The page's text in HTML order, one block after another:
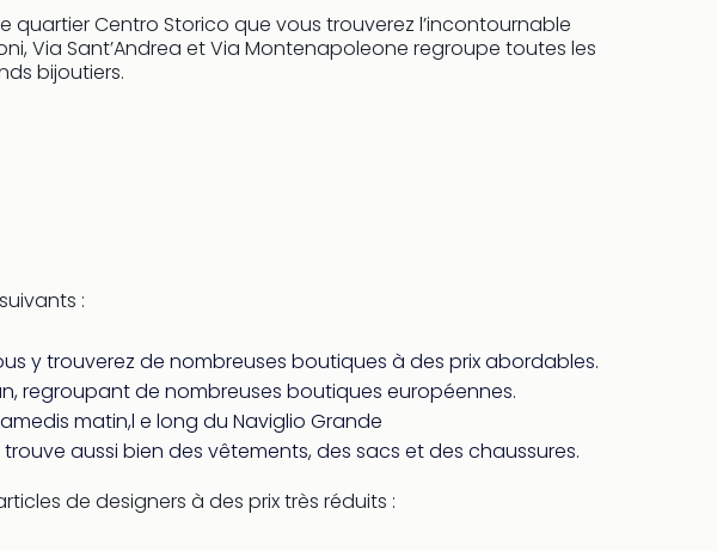
quartier Centro Storico que vous trouverez l’incontournable
Via Sant’Andrea et Via Montenapoleone regroupe toutes les
bijoutiers.
:
y trouverez de nombreuses boutiques à des prix abordables.
regroupant de nombreuses boutiques européennes.
matin,l e long du Naviglio Grande
aussi bien des vêtements, des sacs et des chaussures.
de designers à des prix très réduits :